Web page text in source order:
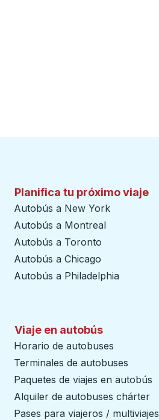
Planifica tu próximo viaje
Autobús a New York
Autobús a Montreal
Autobús a Toronto
Autobús a Chicago
Autobús a Philadelphia
Viaje en autobús
Horario de autobuses
Terminales de autobuses
Paquetes de viajes en autobús
Alquiler de autobuses chárter
Pases para viajeros / multiviajes